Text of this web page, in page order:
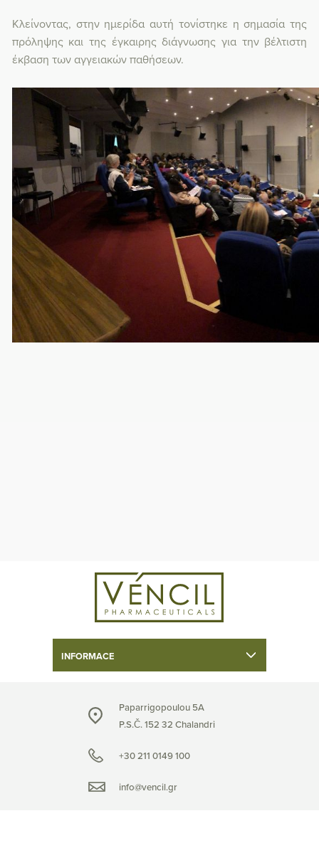
Κλείνοντας, στην ημερίδα αυτή τονίστηκε η σημασία της
πρόληψης και της έγκαιρης διάγνωσης για την βέλτιστη
έκβαση των αγγειακών παθήσεων.
INFORMACE
Paparrigopoulou 5A
P.S.Č. 152 32 Chalandri
+30 211 0149 100
info@vencil.gr